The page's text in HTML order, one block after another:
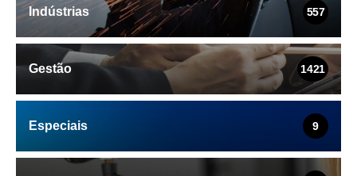
Indústrias 557
Gestão 1421
Especiais 9